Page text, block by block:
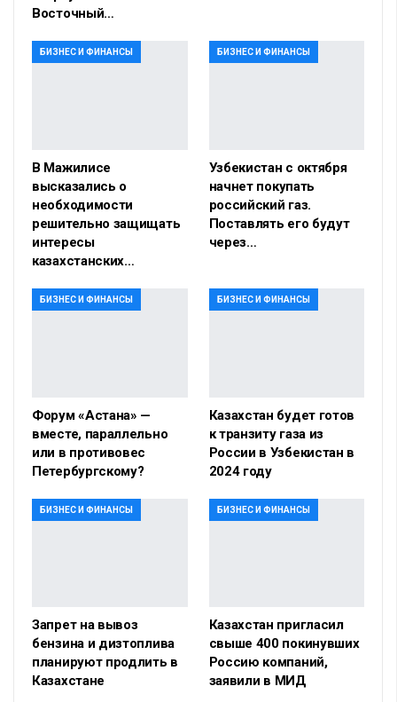
Восточный…
БИЗНЕС И ФИНАНСЫ
В Мажилисе
высказались о
необходимости
решительно защищать
интересы
казахстанских…
БИЗНЕС И ФИНАНСЫ
Узбекистан с октября
начнет покупать
российский газ.
Поставлять его будут
через…
БИЗНЕС И ФИНАНСЫ
Форум «Астана» —
вместе, параллельно
или в противовес
Петербургскому?
БИЗНЕС И ФИНАНСЫ
Казахстан будет готов
к транзиту газа из
России в Узбекистан в
2024 году
БИЗНЕС И ФИНАНСЫ
Запрет на вывоз
бензина и дизтоплива
планируют продлить в
Казахстане
БИЗНЕС И ФИНАНСЫ
Казахстан пригласил
свыше 400 покинувших
Россию компаний,
заявили в МИД